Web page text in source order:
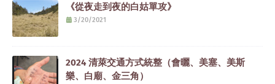
《從夜走到夜的白姑單攻》
3/20/2021
2024 清萊交通方式統整（會曬、美塞、美斯
樂、白廟、金三角）